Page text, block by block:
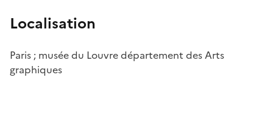
Localisation
Paris ; musée du Louvre département des Arts
graphiques